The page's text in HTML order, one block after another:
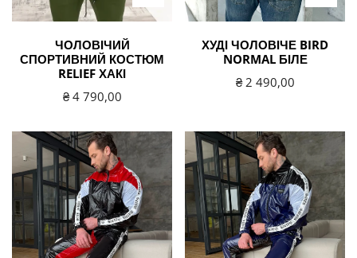
ЧОЛОВІЧИЙ
СПОРТИВНИЙ КОСТЮМ
RELIEF ХАКІ
Звичайна
₴ 4 790,00
ХУДІ ЧОЛОВІЧЕ BIRD
NORMAL БІЛЕ
Звичайна
₴ 2 490,00
Чоловічий
спортивний
костюм
MNKLLY
чорно-
червоний
Чоловічий
спортивний
костюм
MNKLLY
темно-
синій